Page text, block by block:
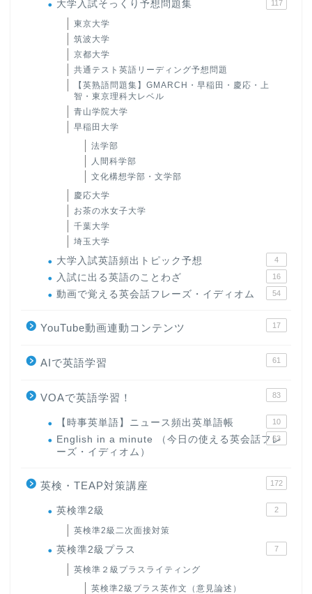
大学入試そっくり予想問題集 117
東京大学
筑波大学
京都大学
共通テスト英語リーディング予想問題
【英熟語問題集】GMARCH・早稲田・慶応・上
智・東京理科大レベル
青山学院大学
早稲田大学
法学部
人間科学部
文化構想学部・文学部
慶応大学
お茶の水女子大学
千葉大学
埼玉大学
大学入試英語頻出トピック予想 4
入試に出る英語のことわざ 16
動画で覚える英会話フレーズ・イディオム 54
YouTube動画連動コンテンツ 17
AIで英語学習 61
VOAで英語学習！ 83
【時事英単語】ニュース頻出英単語帳 10
English in a minute （今日の使える英会話フレ
ーズ・イディオム）
63
英検・TEAP対策講座 172
英検準2級 2
英検準2級二次面接対策
英検準2級プラス 7
英検準２級プラスライティング
英検準2級プラス英作文（意見論述）